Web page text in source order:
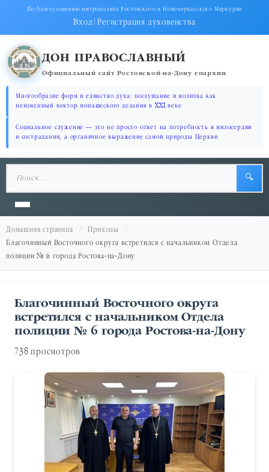
По благословению митрополита Ростовского и Новочеркасского Меркурия
Вход|Регистрация духовенства
ДОН ПРАВОСЛАВНЫЙ
Официальный сайт Ростовской-на-Дону епархии
Многообразие форм и единство духа: послушание и молитва как
неизменный вектор монашеского делания в XXI веке
Социальное служение — это не просто ответ на потребность в милосердии
и сострадании, а органичное выражение самой природы Церкви
🔍
Домашняя страница
Приходы
Благочинный Восточного округа встретился с начальником Отдела
полиции № 6 города Ростова-на-Дону
Благочинный Восточного округа
встретился с начальником Отдела
полиции № 6 города Ростова-на-Дону
738 просмотров